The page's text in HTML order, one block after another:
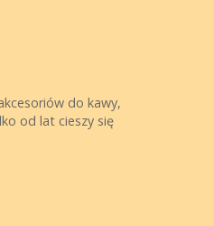
do kawy,
od lat cieszy się